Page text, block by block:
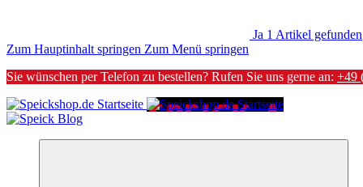
Ja 1 Artikel gefunden
Zum Hauptinhalt springen Zum Menü springen
Sie wünschen per Telefon zu bestellen? Rufen Sie uns gerne an: +49